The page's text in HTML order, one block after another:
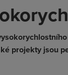
projekty jsou